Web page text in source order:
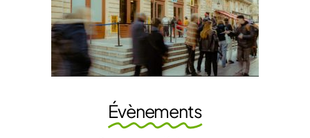
Évènements